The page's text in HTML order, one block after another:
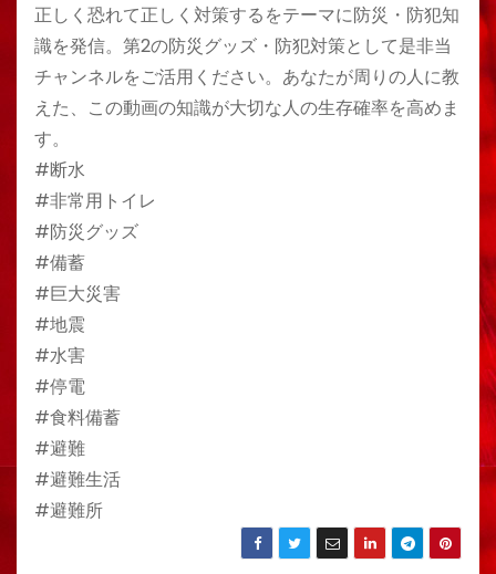
正しく恐れて正しく対策するをテーマに防災・防犯知
識を発信。第2の防災グッズ・防犯対策として是非当
チャンネルをご活用ください。あなたが周りの人に教
えた、この動画の知識が大切な人の生存確率を高めま
す。
#断水
#非常用トイレ
#防災グッズ
#備蓄
#巨大災害
#地震
#水害
#停電
#食料備蓄
#避難
#避難生活
#避難所